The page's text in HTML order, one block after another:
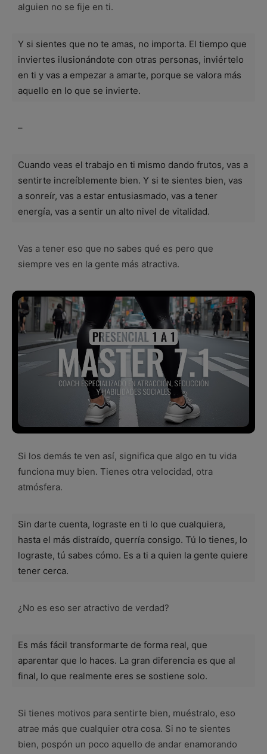
alguien no se fije en ti.
Y si sientes que no te amas, no importa. El tiempo que
inviertes ilusionándote con otras personas, inviértelo
en ti y vas a empezar a amarte, porque se valora más
aquello en lo que se invierte.
–
Cuando veas el trabajo en ti mismo dando frutos, vas a
sentirte increíblemente bien. Y si te sientes bien, vas
a sonreír, vas a estar entusiasmado, vas a tener
energía, vas a sentir un alto nivel de vitalidad.
Vas a tener eso que no sabes qué es pero que
siempre ves en la gente más atractiva.
Si los demás te ven así, significa que algo en tu vida
funciona muy bien. Tienes otra velocidad, otra
atmósfera.
Sin darte cuenta, lograste en ti lo que cualquiera,
hasta el más distraído, querría consigo. Tú lo tienes, lo
lograste, tú sabes cómo. Es a ti a quien la gente quiere
tener cerca.
¿No es eso ser atractivo de verdad?
Es más fácil transformarte de forma real, que
aparentar que lo haces. La gran diferencia es que al
final, lo que realmente eres se sostiene solo.
Si tienes motivos para sentirte bien, muéstralo, eso
atrae más que cualquier otra cosa. Si no te sientes
bien, pospón un poco aquello de andar enamorando